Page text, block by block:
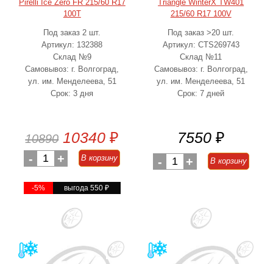
Pirelli Ice Zero FR 215/60 R17
100T
Под заказ 2 шт.
Артикул: 132388
Склад №9
Самовывоз: г. Волгоград,
ул. им. Менделеева, 51
Срок: 3 дня
10890 10340 ₽
- 1 + В корзину
-5% выгода 550₽
Triangle WinterX TW401
215/60 R17 100V
Под заказ >20 шт.
Артикул: CTS269743
Склад №11
Самовывоз: г. Волгоград,
ул. им. Менделеева, 51
Срок: 7 дней
7550 ₽
- 1 + В корзину